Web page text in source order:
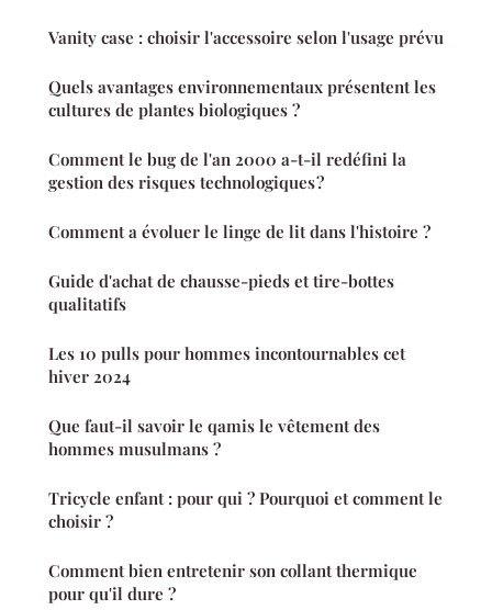
Vanity case : choisir l'accessoire selon l'usage prévu
Quels avantages environnementaux présentent les
cultures de plantes biologiques ?
Comment le bug de l'an 2000 a-t-il redéfini la
gestion des risques technologiques ?
Comment a évoluer le linge de lit dans l'histoire ?
Guide d'achat de chausse-pieds et tire-bottes
qualitatifs
Les 10 pulls pour hommes incontournables cet
hiver 2024
Que faut-il savoir le qamis le vêtement des
hommes musulmans ?
Tricycle enfant : pour qui ? Pourquoi et comment le
choisir ?
Comment bien entretenir son collant thermique
pour qu'il dure ?